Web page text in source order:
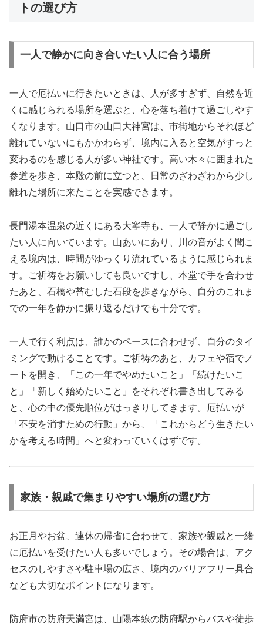
トの選び方
一人で静かに向き合いたい人に合う場所
一人で厄払いに行きたいときは、人が多すぎず、自然を近
くに感じられる場所を選ぶと、心を落ち着けて過ごしやす
くなります。山口市の山口大神宮は、市街地からそれほど
離れていないにもかかわらず、境内に入ると空気がすっと
変わるのを感じる人が多い神社です。高い木々に囲まれた
参道を歩き、本殿の前に立つと、日常のざわざわから少し
離れた場所に来たことを実感できます。
長門湯本温泉の近くにある大寧寺も、一人で静かに過ごし
たい人に向いています。山あいにあり、川の音がよく聞こ
える境内は、時間がゆっくり流れているように感じられま
す。ご祈祷をお願いしても良いですし、本堂で手を合わせ
たあと、石橋や苔むした石段を歩きながら、自分のこれま
での一年を静かに振り返るだけでも十分です。
一人で行く利点は、誰かのペースに合わせず、自分のタイ
ミングで動けることです。ご祈祷のあと、カフェや宿でノ
ートを開き、「この一年でやめたいこと」「続けたいこ
と」「新しく始めたいこと」をそれぞれ書き出してみる
と、心の中の優先順位がはっきりしてきます。厄払いが
「不安を消すための行動」から、「これからどう生きたい
かを考える時間」へと変わっていくはずです。
家族・親戚で集まりやすい場所の選び方
お正月やお盆、連休の帰省に合わせて、家族や親戚と一緒
に厄払いを受けたい人も多いでしょう。その場合は、アク
セスのしやすさや駐車場の広さ、境内のバリアフリー具合
なども大切なポイントになります。
防府市の防府天満宮は、山陽本線の防府駅からバスや徒歩